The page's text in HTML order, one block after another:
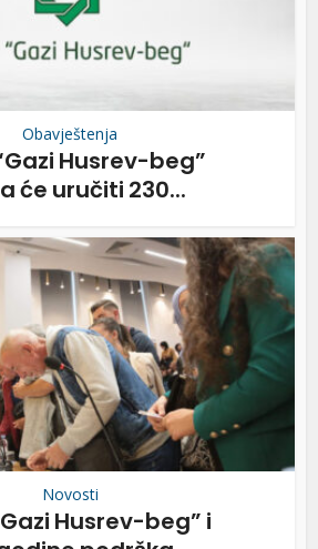
Obavještenja
Husrev-beg”
će uručiti 230...
Novosti
Husrev-beg” i